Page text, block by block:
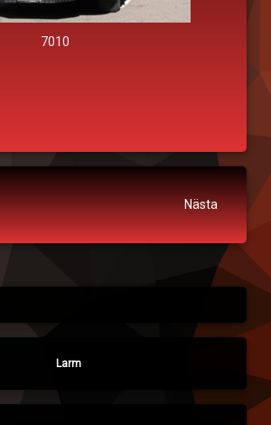
7010
Nästa
Larm